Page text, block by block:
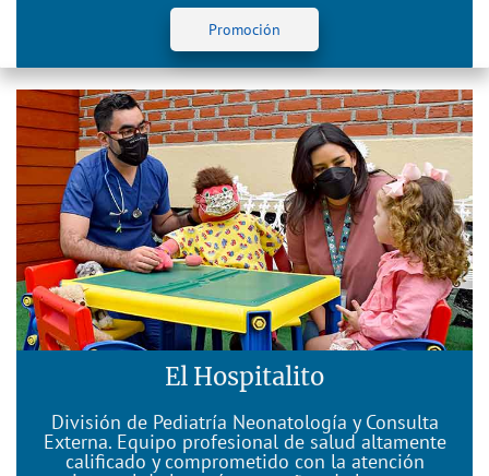
Promoción
El Hospitalito
División de Pediatría Neonatología y Consulta
Externa. Equipo profesional de salud altamente
calificado y comprometido con la atención